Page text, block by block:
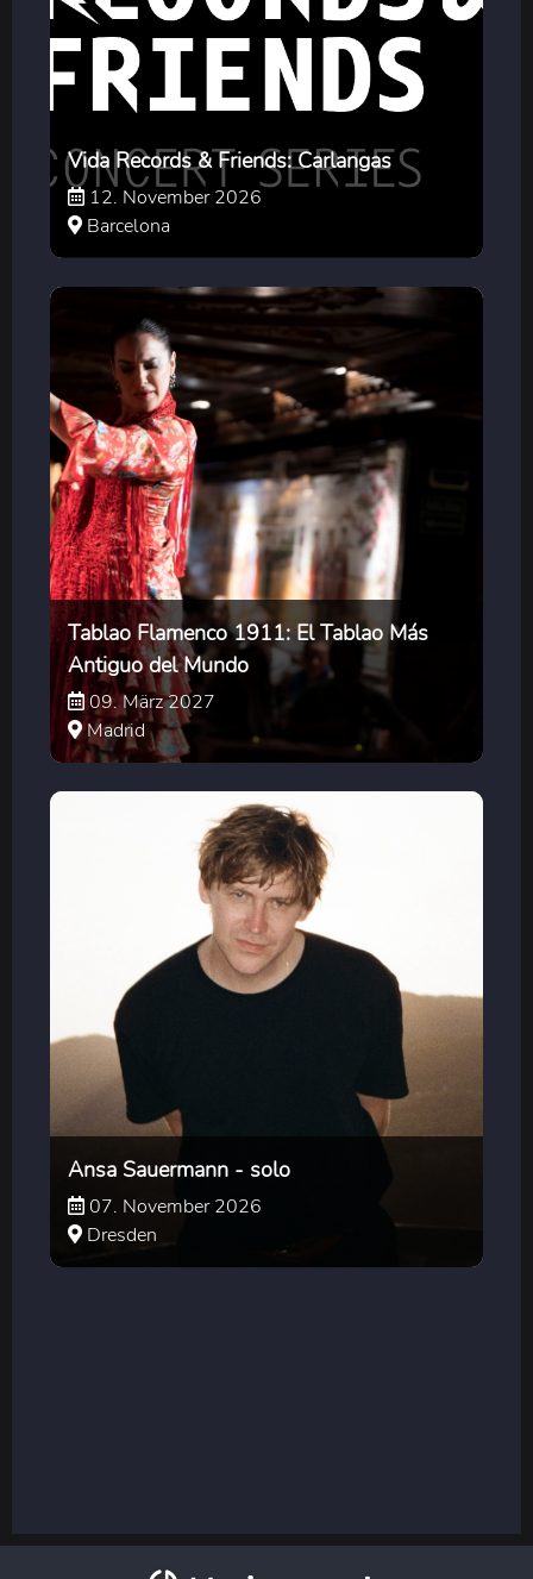
Vida Records & Friends: Carlangas
12. November 2026
Barcelona
Tablao Flamenco 1911: El Tablao Más
Antiguo del Mundo
09. März 2027
Madrid
Ansa Sauermann - solo
07. November 2026
Dresden